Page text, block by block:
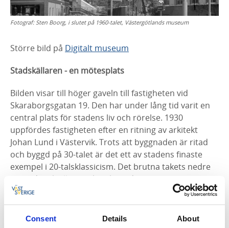
Consent Details About
Fotograf:Sten Boorg, i slutet på 1960-talet, Västergötlands museum
Större bild på Digitalt museum
Stadskällaren - en mötesplats
Bilden visar till höger gaveln till fastigheten vid
Skaraborgsgatan 19. Den har under lång tid varit en
central plats för stadens liv och rörelse. 1930
uppfördes fastigheten efter en ritning av arkitekt
Johan Lund i Västervik. Trots att byggnaden är ritad
och byggd på 30-talet är det ett av stadens finaste
exempel i 20-talsklassicism. Det brutna takets nedre
svängda takfall är ett karaktärsdrag för 20-
talsklassicism, som
blir extra tydlig i Stadskällarens
exponerade gavelfasad. Redan tidigt etableradeshär
Stadskällaren, en restaurang och samlingspunkt som